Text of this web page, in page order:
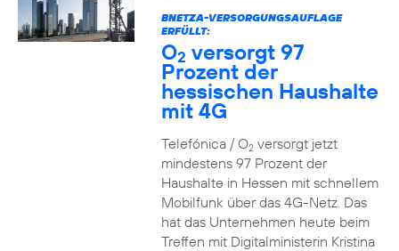
BNETZA-VERSORGUNGSAUFLAGE
ERFÜLLT:
O2 versorgt 97
Prozent der
hessischen Haushalte
mit 4G
Telefónica / O2versorgt jetzt
mindestens 97 Prozent der
Haushalte in Hessen mit schnellem
Mobilfunk über das 4G-Netz. Das
hat das Unternehmen heute beim
Treffen mit Digitalministerin Kristina